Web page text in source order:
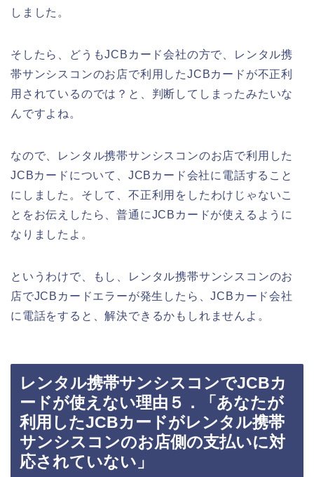
しました。
そしたら、どうもJCBカード会社の方で、レンタル携
帯サンシスコンのお店で利用したJCBカードが不正利
用されているのでは？と、判断してしまったみたいな
んですよね。
なので、レンタル携帯サンシスコンのお店で利用した
JCBカードについて、JCBカード会社に電話すること
にしました。そして、不正利用をしたわけじゃないこ
とをお伝えしたら、普通にJCBカードが使えるように
なりましたよ。
というわけで、もし、レンタル携帯サンシスコンのお
店でJCBカードエラーが発生したら、JCBカード会社
に電話をすると、解決できるかもしれませんよ。
レンタル携帯サンシスコンでJCBカ
ードが使えない理由５．「あなたが
利用したJCBカードがレンタル携帯
サンシスコンのお店側の支払いに対
応されていない」